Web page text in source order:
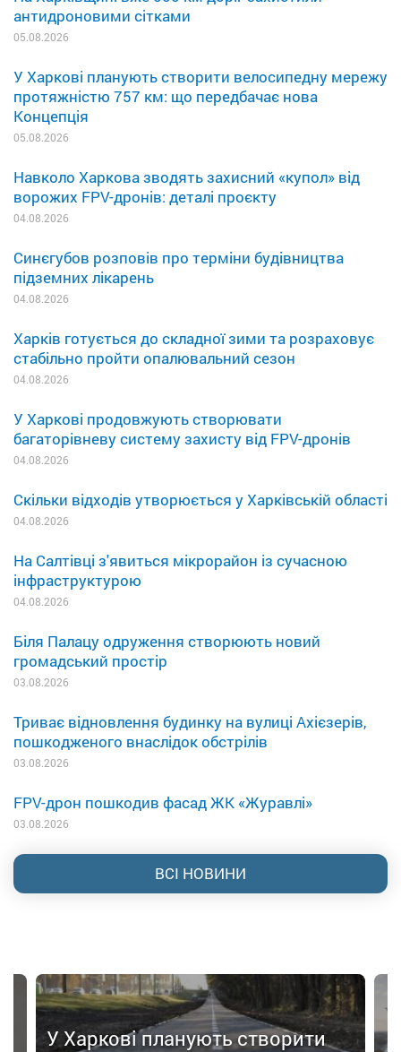
антидроновими сітками
05.08.2026
У Харкові планують створити велосипедну мережу
протяжністю 757 км: що передбачає нова
Концепція
05.08.2026
Навколо Харкова зводять захисний «купол» від
ворожих FPV-дронів: деталі проєкту
04.08.2026
Синєгубов розповів про терміни будівництва
підземних лікарень
04.08.2026
Харків готується до складної зими та розраховує
стабільно пройти опалювальний сезон
04.08.2026
У Харкові продовжують створювати
багаторівневу систему захисту від FPV-дронів
04.08.2026
Скільки відходів утворюється у Харківській області
04.08.2026
На Салтівці з'явиться мікрорайон із сучасною
інфраструктурою
04.08.2026
Біля Палацу одруження створюють новий
громадський простір
03.08.2026
Триває відновлення будинку на вулиці Ахієзерів,
пошкодженого внаслідок обстрілів
03.08.2026
FPV-дрон пошкодив фасад ЖК «Журавлі»
03.08.2026
ВСІ НОВИНИ
У Харкові планують створити